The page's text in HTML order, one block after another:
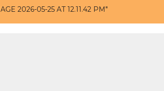
2026-05-25 AT 12.11.42 PM"